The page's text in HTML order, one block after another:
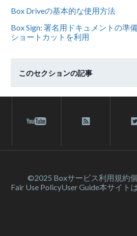
Box Driveの基本的な使用方法
Box Sign: 署名用ドキュメントの準
ショートカットを利用
このセクションの記事
©2025 Boxサービス利⽤規約
Fair Use PolicyUser Guide本サイト